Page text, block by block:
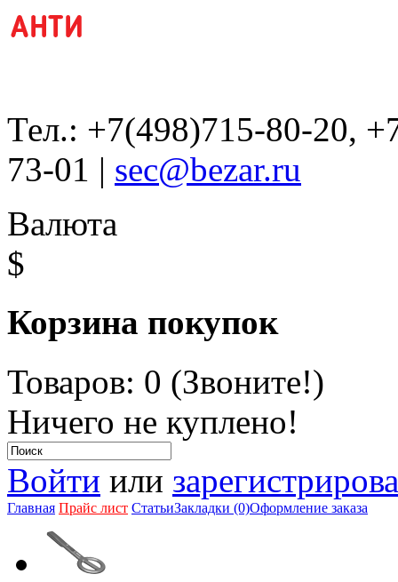
Тел.: +7(498)715-80-20,
73-01 | sec@bezar.ru
Валюта
$
Корзина покупок
Товаров: 0 (Звоните!)
Ничего не куплено!
Войти или
Главная Прайс лист СтатьиЗакладки (0)Оформление заказа